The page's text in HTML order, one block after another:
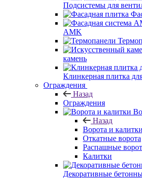
Подсистемы для
AMK
камень
Клинкерная плитка
Ограждения
Назад
Ограждения
Назад
Ворота и калитки
Откатные ворота
Распашные
Калитки
Декоративные